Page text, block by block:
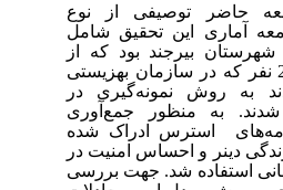
حاضر توصیفی از نوع
آماری این تحقیق شامل
بیرجند بود که از
آنها تعداد 250 نفر که در سازمان بهزیستی
به روش نمونه‌گیری در
به منظور جمع‌آوری
های
استرس ادراک شده
دینر و احساس امنیت در
استفاده شد. جهت بررسی